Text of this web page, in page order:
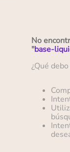
No
"base-
¿Qué